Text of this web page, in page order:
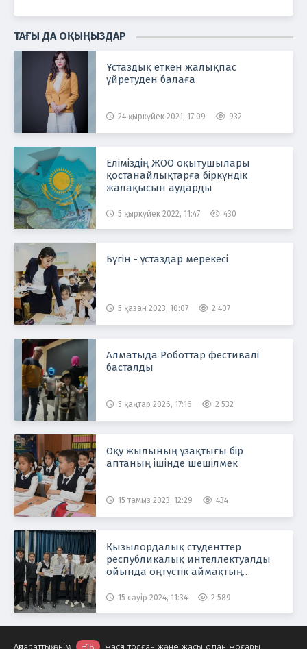
ТАҒЫ ДА ОҚЫҢЫЗДАР
Ұстаздық еткен жалықпас
үйретуден балаға
24 қыркүйек 2021, 17:09 932
Еліміздің ЖОО оқытушылары
қостанайлықтарға біркүндік
жалақысын аударды
5 қыркүйек 2022, 11:47 430
Бүгін - ұстаздар мерекесі
5 қазан 2023, 10:07 2 407
Алматыда Роботтар фестивалі
басталды
5 қаңтар 2026, 17:16 2 532
Оқу жылының ұзақтығы бір
аптаның ішінде шешілмек
15 тамыз 2023, 12:29 434
Қызылордалық студенттер
республикалық интеллектуалды
ойында оңтүстік аймақтың
15 сәуір 2024, 11:34 2 589
Ақпараттық өнім +18 жасқа толған және жасы одан жоғары